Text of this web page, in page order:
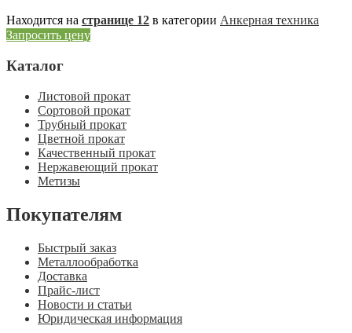
Находится на странице 12 в категории Анкерная техника
Запросить цену
Каталог
Листовой прокат
Сортовой прокат
Трубный прокат
Цветной прокат
Качественный прокат
Нержавеющий прокат
Метизы
Покупателям
Быстрый заказ
Металлообработка
Доставка
Прайс-лист
Новости и статьи
Юридическая информация